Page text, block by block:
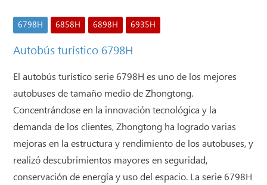
6798H 6858H 6898H 6935H
Autobús turístico 6798H
El autobús turístico serie 6798H es uno de los mejores
autobuses de tamaño medio de Zhongtong.
Concentrándose en la innovación tecnológica y la
demanda de los clientes, Zhongtong ha logrado varias
mejoras en la estructura y rendimiento de los autobuses, y
realizó descubrimientos mayores en seguridad,
conservación de energía y uso del espacio. La serie 6798H